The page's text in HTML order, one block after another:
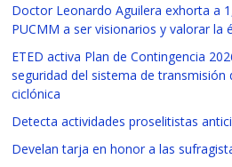
Doctor Leonardo Aguilera exhorta a
PUCMM a ser visionarios y valorar la
ETED activa Plan de Contingencia
seguridad del sistema de
ciclónica
Detecta actividades proselitistas
Develan tarja en honor a las